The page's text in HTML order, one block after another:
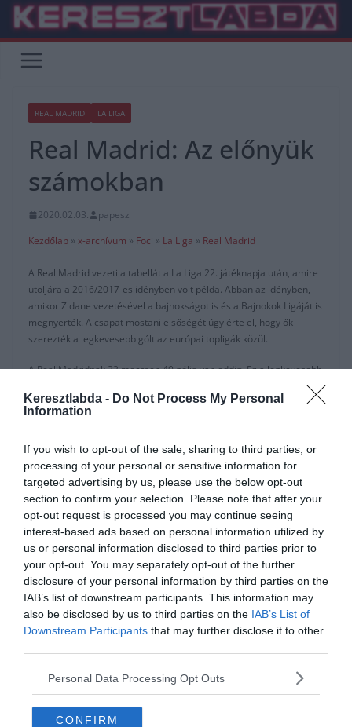
Keresztlabda - Do Not Process My Personal
Information
If you wish to opt-out of the sale, sharing to third parties, or
processing of your personal or sensitive information for
targeted advertising by us, please use the below opt-out
section to confirm your selection. Please note that after your
opt-out request is processed you may continue seeing
interest-based ads based on personal information utilized by
us or personal information disclosed to third parties prior to
your opt-out. You may separately opt-out of the further
disclosure of your personal information by third parties on the
IAB’s list of downstream participants. This information may
also be disclosed by us to third parties on the IAB’s List of
Downstream Participants that may further disclose it to other
Personal Data Processing Opt Outs
CONFIRM
Skip
content
REAL MADRID LA LIGA
Real Madrid: Az előnyük
számokban
2020.02.03.
papesz
Kezdőlap » x-archívum » Foci » La Liga » Real Madrid
A Real Madrid vezeti a tabellát a La Liga 22. játéknapja után, amire
utoljára a 2016/2017-es idényben volt példa. Abban az idényben,
amikor Zidane vezetésével a bajnokságot is és a Bajnokok Ligáját is
megnyerték. A csapat mostani elsőségét úgy érte el, hogy ők
szerezték a legkevesebb gólt az európai topligák közül.
A Real Madridnak 22 meccsen 40 gólja van eddig. Ez a legkevesebb
Európában. Ha ki akarjuk deríteni ennek az okát, akkor az ördög a
részletekben rejlik. 9 csatár – Benzema, Jovic, Hazard, Vinícius,
Rodrygo, Lucas Vázquez, Mariano, Brahim és Bale – összesen 21
Münchenben, így csak ez a játékos több gólt rúgott, mint a madridi
támadók összesen. Ha meg levonjuk Benzema 13 gólját, akkor meg
majdnem háromszor annyit.
A Királyiak összes góljának 61.9%-a Karim Benzemától származik.
Ha a PSG-t nézzük, akkor az ott vitézkedő csatárok a csapat 65
góljából 41-et szereztek. A Liverpoolnál ugyan ez a szám 60 gólból
37 a csatárok szerzeménye.
Ha pedig a védekezésüket nézzük, akkor csak 2 csapat kapott
kevesebb gólt a madridiaknál. A fővárosiak 13 gólt kaptak, a Porto
nyolcat, a Benfica pedig tizenkettőt.